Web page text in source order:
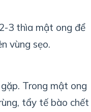
3 thìa mật ong để
vùng sẹo.
Trong mật ong
tẩy tế bào chết